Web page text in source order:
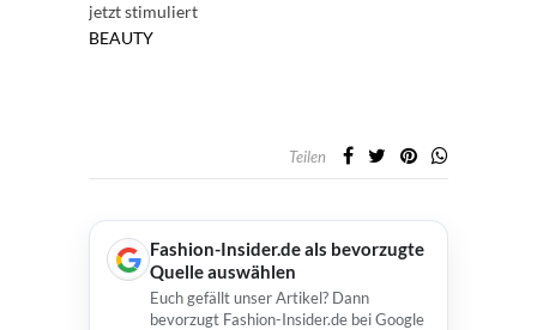
jetzt stimuliert
BEAUTY
Teilen
Fashion-Insider.de als bevorzugte
Quelle auswählen
Euch gefällt unser Artikel? Dann
bevorzugt Fashion-Insider.de bei Google